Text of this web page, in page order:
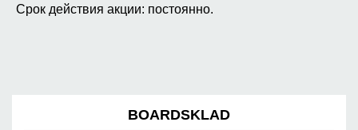
Срок действия акции: постоянно.
BOARDSKLAD